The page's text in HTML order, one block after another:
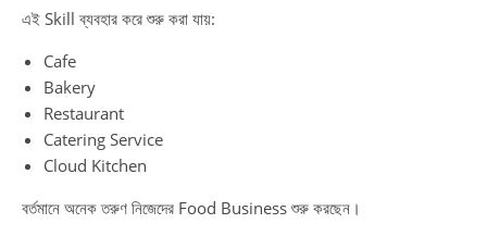
এই Skill ব্যবহার করে শুরু করা যায়:
Cafe
Bakery
Restaurant
Catering Service
Cloud Kitchen
বর্তমানে অনেক তরুণ নিজেদের Food Business শুরু করছেন।